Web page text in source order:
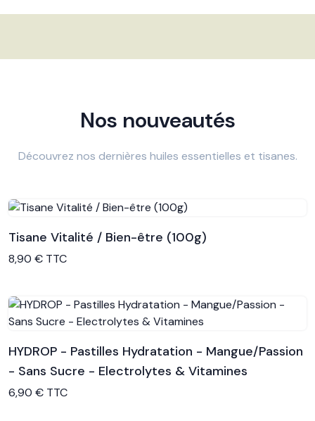
Nos nouveautés
Découvrez nos dernières huiles essentielles et tisanes.
Voir le produit
Tisane Vitalité / Bien-être (100g)
8,90 € TTC
Voir le produit
HYDROP - Pastilles Hydratation - Mangue/Passion
- Sans Sucre - Electrolytes & Vitamines
6,90 € TTC